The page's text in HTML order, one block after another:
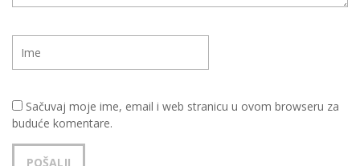
Sačuvaj moje ime, email i web stranicu u ovom browseru za
buduće komentare.